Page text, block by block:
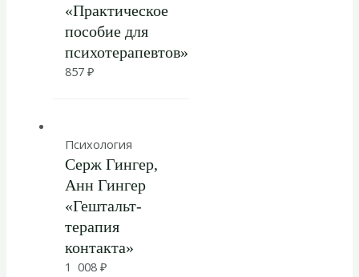
«Практическое
пособие для
психотерапевтов»
857 ₽
Психология
Серж Гингер,
Анн Гингер
«Гештальт-
терапия
контакта»
1 008 ₽